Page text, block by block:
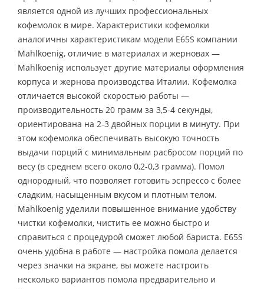
является одной из лучших профессиональных
кофемолок в мире. Характеристики кофемолки
аналогичны характеристикам модели E65S компании
Mahlkoenig, отличие в материалах и жерновах —
Mahlkoenig использует другие материалы оформления
корпуса и жернова производства Италии. Кофемолка
отличается высокой скоростью работы —
производительность 20 грамм за 3,5-4 секунды,
ориентирована на 2-3 двойных порции в минуту. При
этом кофемолка обеспечивать высокую точность
выдачи порций с минимальным расбросом порций по
весу (в среднем всего около 0,2-0,3 грамма). Помол
однородный, что позволяет готовить эспрессо с более
сладким, насыщенным вкусом и плотным телом.
Mahlkoenig уделили повышенное внимание удобству
чистки кофемолки, чистить ее можно быстро и
справиться с процедурой сможет любой бариста. E65S
очень удобна в работе — настройка помола делается
через значки на экране, вы можете настроить
несколько вариантов помола предварительно и